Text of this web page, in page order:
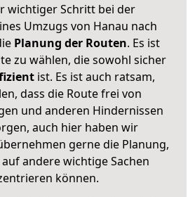
wichtiger Schritt bei der
Umzugs von Hanau nach
Planung der Routen. Es ist
zu wählen, die sowohl sicher
ist. Es ist auch ratsam,
dass die Route frei von
und anderen Hindernissen
auch hier haben wir
gerne die Planung,
andere wichtige Sachen
können.